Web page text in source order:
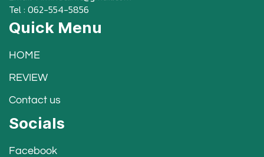
Tel : 062-554-5856
Quick Menu
HOME
REVIEW
Contact us
Socials
Facebook